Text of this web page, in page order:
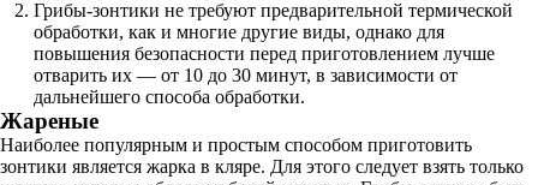
Грибы-зонтики не требуют предварительной термической
обработки, как и многие другие виды, однако для
повышения безопасности перед приготовлением лучше
отварить их — от 10 до 30 минут, в зависимости от
дальнейшего способа обработки.
Жареные
Наиболее популярным и простым способом приготовить
зонтики является жарка в кляре. Для этого следует взять только